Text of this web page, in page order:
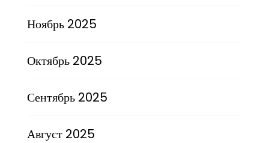
Ноябрь 2025
Октябрь 2025
Сентябрь 2025
Август 2025